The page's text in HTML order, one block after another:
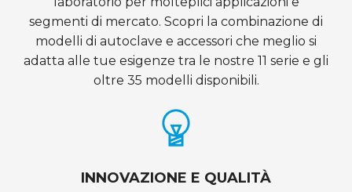
segmenti di mercato. Scopri la combinazione di
modelli di autoclave e accessori che meglio si
adatta alle tue esigenze tra le nostre 11 serie e gli
oltre 35 modelli disponibili.
INNOVAZIONE E QUALITÀ